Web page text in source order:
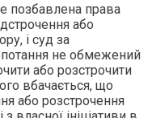
позбавлена права
або
і суд за
не обмежений
або розстрочити
вбачається, що
або розстрочення